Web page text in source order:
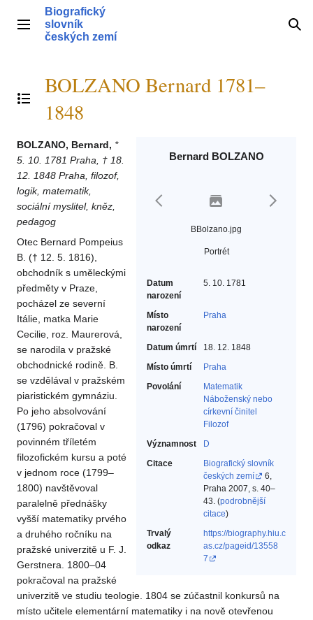
obsahHlavní menu
Biografický
slovník
českých zemí
Přepnout obsah
BOLZANO Bernard 1781–
1848
Bernard BOLZANO
BBolzano.jpg
Portrét
Datum
narození
5. 10. 1781
Místo
narození
Praha
Datum úmrtí
18. 12. 1848
Místo úmrtí
Praha
Povolání
Matematik‎
Náboženský nebo
církevní činitel‎
Filozof‎
Významnost
D
Citace
Biografický slovník
českých zemí
6,
Praha 2007, s. 40–
43. (podrobnější
citace)
Trvalý
odkaz
https://biography.hiu.c
as.cz/pageid/13558
7
BOLZANO, Bernard, *
5. 10. 1781 Praha, † 18.
12. 1848 Praha, filozof,
logik, matematik,
sociální myslitel, kněz,
pedagog
Otec Bernard Pompeius
B. († 12. 5. 1816),
obchodník s uměleckými
předměty v Praze,
pocházel ze severní
Itálie, matka Marie
Cecilie, roz. Maurerová,
se narodila v pražské
obchodnické rodině. B.
se vzdělával v pražském
piaristickém gymnáziu.
Po jeho absolvování
(1796) pokračoval v
povinném tříletém
filozofickém kursu a poté
v jednom roce (1799–
1800) navštěvoval
paralelně přednášky
vyšší matematiky prvého
a druhého ročníku na
pražské univerzitě u F. J.
Gerstnera. 1800–04
pokračoval na pražské
univerzitě ve studiu teologie. 1804 se zúčastnil konkursů na
místo učitele elementární matematiky i na nově otevřenou